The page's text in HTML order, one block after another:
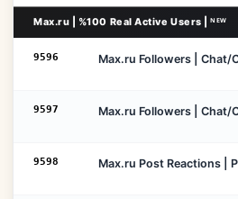
Max.ru | %100 Real Active Users | ᴺᴱᵂ
9596 Max.ru Followers | Chat/
9597 Max.ru Followers | Chat/
9598 Max.ru Post Reactions |